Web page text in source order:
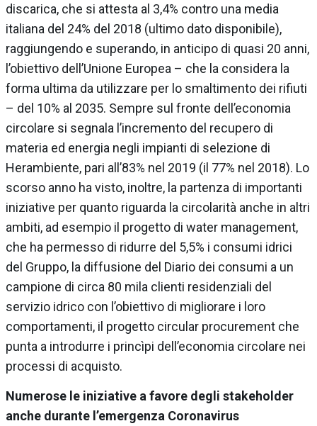
discarica, che si attesta al 3,4% contro una media
italiana del 24% del 2018 (ultimo dato disponibile),
raggiungendo e superando, in anticipo di quasi 20 anni,
l’obiettivo dell’Unione Europea – che la considera la
forma ultima da utilizzare per lo smaltimento dei rifiuti
– del 10% al 2035. Sempre sul fronte dell’economia
circolare si segnala l’incremento del recupero di
materia ed energia negli impianti di selezione di
Herambiente, pari all’83% nel 2019 (il 77% nel 2018). Lo
scorso anno ha visto, inoltre, la partenza di importanti
iniziative per quanto riguarda la circolarità anche in altri
ambiti, ad esempio il progetto di water management,
che ha permesso di ridurre del 5,5% i consumi idrici
del Gruppo, la diffusione del Diario dei consumi a un
campione di circa 80 mila clienti residenziali del
servizio idrico con l’obiettivo di migliorare i loro
comportamenti, il progetto circular procurement che
punta a introdurre i princìpi dell’economia circolare nei
processi di acquisto.
Numerose le iniziative a favore degli stakeholder
anche durante l’emergenza Coronavirus